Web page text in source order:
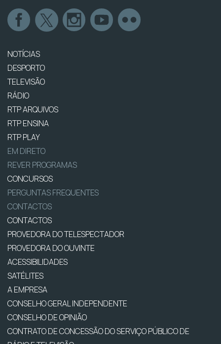
NOTÍCIAS
DESPORTO
TELEVISÃO
RÁDIO
RTP ARQUIVOS
RTP ENSINA
RTP PLAY
EM DIRETO
REVER PROGRAMAS
CONCURSOS
PERGUNTAS FREQUENTES
CONTACTOS
CONTACTOS
PROVEDORA DO TELESPECTADOR
PROVEDORA DO OUVINTE
ACESSIBILIDADES
SATÉLITES
A EMPRESA
CONSELHO GERAL INDEPENDENTE
CONSELHO DE OPINIÃO
CONTRATO DE CONCESSÃO DO SERVIÇO PÚBLICO DE